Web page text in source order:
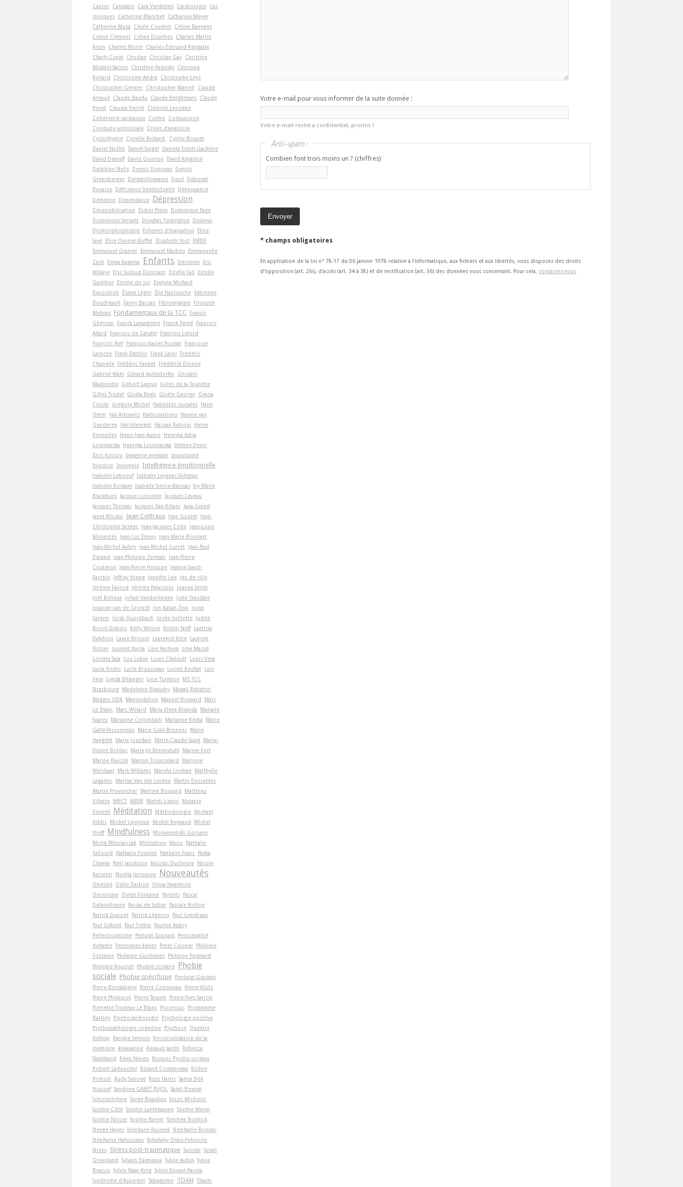
Votre e-mail pour vous informer de la suite donnée :
Votre e-mail restera confidentiel, promis !
Anti-spam :
Combien font trois moins un ? (chiffres)
* champs obligatoires
En application de la loi n° 78-17 du 06 janvier 1978 relative à l'informatique, aux fichiers et aux libertés, vous disposez des droits
d'opposition (art. 26i), d'accès (art. 34 à 38) et de rectification (art. 36) des données vous concernant. Pour cela, contactez-nous
Cancer Cannabis Cara Verdellen Cardiologie Cas
cliniques Catherine Blanchet Catherine Meyer
Catherine Musa
Cécile Coudert Céline Baeyens
Céline Clément Céline Douilliez Charles Martin
Krum
Charles Morin
Charles-Édouard Rengade
Charly Cungi
Choden Christian Gay Christine
Mirabel-Sarron
Christine Padesky Christine
Rollard
Christophe André Christophe Leys
Christopher Germer Christopher Martell
Claude
Arnaud
Claude Baudu Claude Berghmans Claude
Penet Claudia Verret Clément Lecomte
Cohérence cardiaque Colère Compassion
Conduite antisociale Crises d'angoisse
Cyclothymie Cyrielle Richard
Cyrille Bouvet
Daniel Nollet Daniel Siegel
Daniela Eraldi-Gackiere
David Dewulf David Gourion
David Kingdon
Delphine Nelis Dennis Donovan
Dennis
Greenberger Dermatillomanie Deuil
Déborah
Ducasse Déficience Intellectuelle Délinquance
Démence Dépendance Dépression
Désensibilisation Didier Pleux Dominique Page
Dominique Servant Douglas Turkington
Douleur
Dysmorphophobie Echelles d'évaluation
Eline
Snel
Elise Ouvrier-Buffet Elizabeth Yost EMDR
Emmanuel Granier Emmanuel Madieu
Emmanuelle
Zech
Emna Ragama Enfants Entretien
Eric
Willaye Eryc Siobud Dorocant Estelle Fall
Estelle
Gauthier Estime de soi
Evelyne Mollard
Exposition
Éliane Léger Élie Hantouche Fabienne
Boudreault Fanny Bassan Fibromyalgie Firouzeh
Mehran
Fondamentaux de la TCC
Francis
Gheysen
Franck Lamagnère Franck Peyré François
Allard
François de Carufel
François Lelord
François Nef François-Xavier Poudat Françoise
Laroche Frank Dattilio Frank Laroi
Frédéric
Chapelle Frédéric Fanget Frédérick Dionne
Gabriel Wahl
Gérard Apfeldorfer Ghislain
Magerotte Gilbert Lagrue Gilles de la Tourette
Gilles Trudel
Gisela Regli Gisèle George Grazia
Ceschi
Grégory Michel Habiletés sociales Haim
Omer Hal Arkowitz Hallucinations Hannie van
Genderen
Harcèlement Hassan Rahioui
Helen
Kennerley Henri-Jean Aubin
Henryka Katia
Lesniewska
Henryka Lesniewska
Hélène Denis
Ilios Kotsou Imagerie mentale Impulsivité
Injustice Insomnie Intelligence émotionnelle
Isabelle Leboeuf Isabelle Leygnac-Solignac
Isabelle Roskam Isabelle Simon-Baïssas Ivy Marie
Blackburn
Jacques Lecomte Jacques Leveau
Jacques Thomas Jacques Van Rillaer Jana Grand
Janet Klosko
Jean Cottraux Jean Goulet Jean-
Christophe Seznec Jean-Jacques Colin
Jean-Louis
Monestès Jean-Luc Émery Jean-Marie Boisvert
Jean-Michel Aubry Jean-Michel Gurret Jean-Paul
Durand
Jean-Philippe Zermati
Jean-Pierre
Couteron
Jean-Pierre Houppe Jeanne Siaud-
Facchin
Jeffrey Young Jennifer Lee Jeu de rôle
Jérôme Favrod
Jérôme Palazzolo
Joanna Smith
Joël Billieux Johan Vanderlinden
John Teasdale
Jolande van de Griendt Jon Kabat-Zinn
Joran
Farnier Jordi Quoidbach Josée Veillette Judith
Brisot-Dubois Kelly Wilson Kristin Neff Laetizia
Dahéron
Laure Bricout Laurence Kern
Laurent
Holzer Laurent Karila Line Hachem
Line Massé
Loretta Sala
Lou Lubie Louis Chaloult Louis Vera
Lucia Romo
Lucie Brousseau Lucien Rochat Luis
Vera
Lynda Bélanger Lyse Turgeon
M1 TCC
Strasbourg Madeleine Beaudry Magali Rebattel
Maggie ODA Manipulation Manuel Bouvard
Marc
Le Blanc Marc Willard Maria Elena Brianda
Mariann
Suarez Marianne Colombani Marianne Kédia
Marie
Gallé-Tessonneau
Marie Grall-Bronnec Marie
Haegelé Marie Jourdain Marie-Claude Saiag Marie-
France Bolduc Marie-Jo Brennstuhl
Marine Fort
Marine Paucsik Marion Trousselard
Marjorie
Weishaar Mark Williams Marsha Linehan
Marthylle
Lagadec Martial Van der Linden
Martin Desseilles
Martin Provencher Martine Bouvard
Matthieu
Villatte MBCT MBSR Mehdi Liratni
Melanie
Fennell
Méditation Méthodologie Michael
Addis Michel Lejoyeux Michel Reynaud
Michel
Ylieff
Mindfulness
Mohamed-Ali Gorsane
Moïra Mikolajczak Motivation Muzo
Nathalie
Fallourd
Nathalie Fournet Nathalie Franc Neha
Chawla
Neil Jacobson Nicolas Duchesne Nicole
Karsenti
Noëlla Jarrousse Nouveautés
Obésité Odile Darbon
Olivia Hagimont
Oncologie Ovide Fontaine Parents Pascal
Delamillieure Pascal de Sutter Pascale Brillon
Patrick Dupont Patrick Légeron
Paul Gendreau
Paul Gilbert Paul Tréhin
Pauline Aubry
Perfectionnisme Perluigi Graziani
Personnalité
évitante Personnes âgées Peter Cooper Philippe
Fontaine Philippe Guichenez Philippe Peignard
Philippe Roussel
Phobie scolaire
Phobie
sociale Phobie spécifique Pierluigi Graziani
Pierre Bordaberry Pierre Cousineau
Pierre Klotz
Pierre Philippot Pierre Taquet Pierre-Yves Sarron
Pierrette Trudeau Le Blanc Processus Programme
Barkley Psychocardiologie Psychologie positive
Psychopathologie cognitive Psychose Quentin
Debray Randye Semple Reconsolidation de la
mémoire Relaxation Renaud Jardri
Rébecca
Shankland
Rémi Neveu
Risques Psycho-sociaux
Robert Ladouceur Roland Coutanceau
Rollon
Poinsot Rudy Simone Russ Harris Samia Ben
Youssef Sandrine GABET PUJOL
Sarah Bowen
Schizophrénie Serge Beaulieu Soizic Michelot
Sophie Côté Sophie Lantheaume Sophie Morin
Sophie Nicole Sophie Parent Stephen Rollnick
Steven Hayes Stéphane Rusinek Stéphanie Bioulac
Stéphanie Hahusseau Stéphany Orain-Pelissolo
Stress Stress post-traumatique Suicide Susan
Greenland Sylvain Dagneaux Sylvie Aubin Sylvie
Beacco Sylvie Naar-King Sylvie Royant-Parola
Syndrome d'Asperger Tabagisme TDAH Thanh-